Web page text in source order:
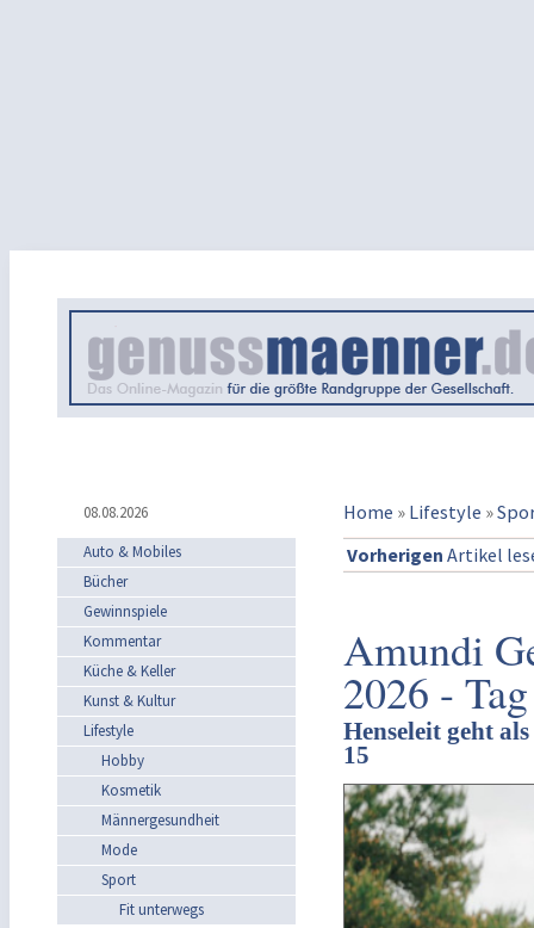
08.08.2026 Home » Lifestyle »
Auto & Mobiles
Bücher
Gewinnspiele
Kommentar
Küche & Keller
Kunst & Kultur
Lifestyle
Hobby
Kosmetik
Männergesundheit
Mode
Sport
Fit unterwegs
Vorherigen Artikel
Amundi
2026 -
Henseleit geht
15